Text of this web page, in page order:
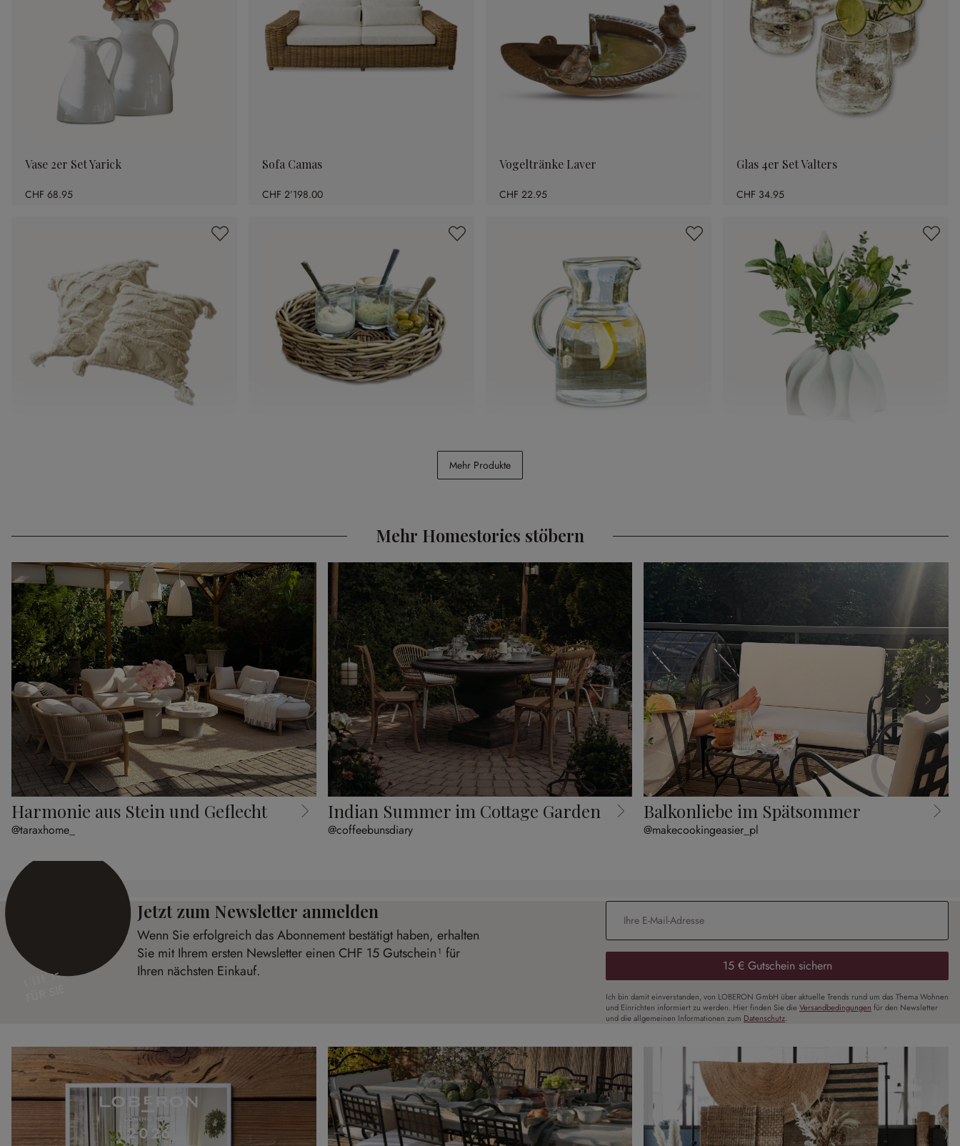
Vase 2er Set Yarick
CHF 68.95
Sofa Camas
CHF 2’198.00
Vogeltränke Laver
CHF 22.95
Glas 4er Set Valters
CHF 34.95
Krug Clarksville
Mehr Produkte
Mehr Homestories stöbern
Harmonie aus Stein und Geflecht
@taraxhome_
Indian Summer im Cottage Garden
@coffeebunsdiary
Balkonliebe im Spätsommer
@makecookingeasier_pl
CHF 15
Jetzt zum Newsletter anmelden
Wenn Sie erfolgreich das Abonnement bestätigt haben, erhalten
Sie mit Ihrem ersten Newsletter einen CHF 15 Gutschein¹ für
Ihren nächsten Einkauf.
E-Mail-Adresse*
15 € Gutschein sichern
Ich bin damit einverstanden, von LOBERON GmbH über aktuelle Trends rund um das Thema Wohnen
und Einrichten informiert zu werden. Hier finden Sie die Versandbedingungen für den Newsletter
und die allgemeinen Informationen zum Datenschutz.